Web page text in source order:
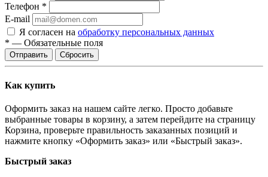
Телефон *
E-mail
Я согласен на обработку персональных данных
* — Обязательные поля
Сбросить
Как купить
Оформить заказ на нашем сайте легко. Просто добавьте
выбранные товары в корзину, а затем перейдите на страницу
Корзина, проверьте правильность заказанных позиций и
нажмите кнопку «Оформить заказ» или «Быстрый заказ».
Быстрый заказ